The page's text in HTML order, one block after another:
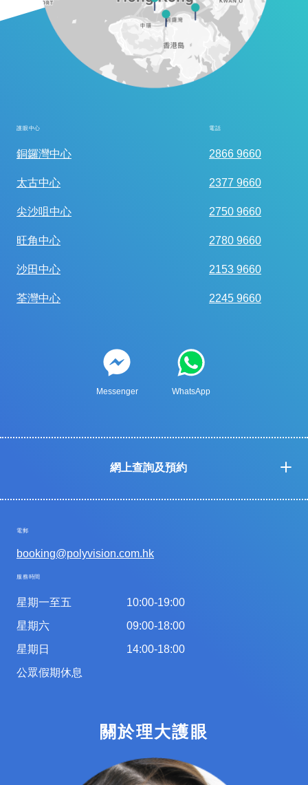
護眼中心 電話
銅鑼灣中心 2866 9660
太古中心 2377 9660
尖沙咀中心 2750 9660
旺角中心 2780 9660
沙田中心 2153 9660
荃灣中心 2245 9660
Messenger WhatsApp
網上查詢及預約
電郵
booking@polyvision.com.hk
服務時間
星期一至五
星期六
星期日
公眾假期休息
10:00-19:00
09:00-18:00
14:00-18:00
關於理大護眼